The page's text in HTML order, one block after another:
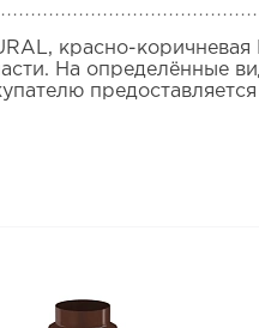
красно-коричневая
На определённые